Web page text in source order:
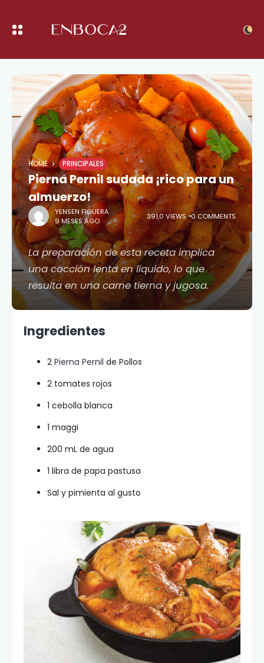
HOME PRINCIPALES
Pierna Pernil sudada ¡rico para un
almuerzo!
YENSEN FIGUERA
9 MESES AGO
391,0 VIEWS 0 COMMENTS
La preparación de esta receta implica
una cocción lenta en líquido, lo que
resulta en una carne tierna y jugosa.
Ingredientes
2 Pierna Pernil de Pollos
2 tomates rojos
1 cebolla blanca
1 maggi
200 mL de agua
1 libra de papa pastusa
Sal y pimienta al gusto